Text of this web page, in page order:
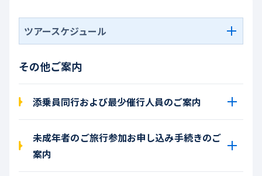
ツアースケジュール
その他ご案内
添乗員同行および最少催行人員のご案内
未成年者のご旅行参加お申し込み手続きのご
案内